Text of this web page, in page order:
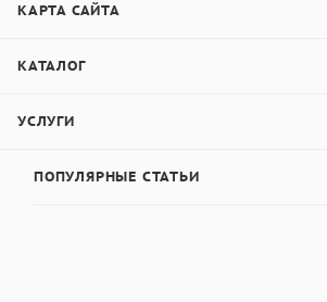
КАРТА САЙТА
КАТАЛОГ
УСЛУГИ
ПОПУЛЯРНЫЕ СТАТЬИ